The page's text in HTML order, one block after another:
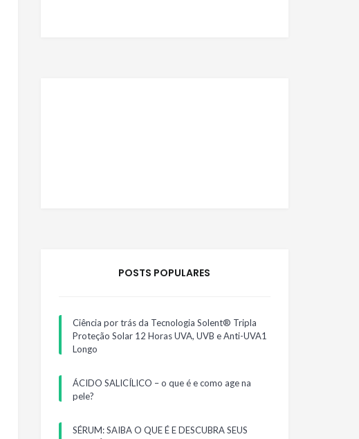
POSTS POPULARES
Ciência por trás da Tecnologia Solent® Tripla
Proteção Solar 12 Horas UVA, UVB e Anti-UVA1
Longo
ÁCIDO SALICÍLICO – o que é e como age na
pele?
SÉRUM: SAIBA O QUE É E DESCUBRA SEUS